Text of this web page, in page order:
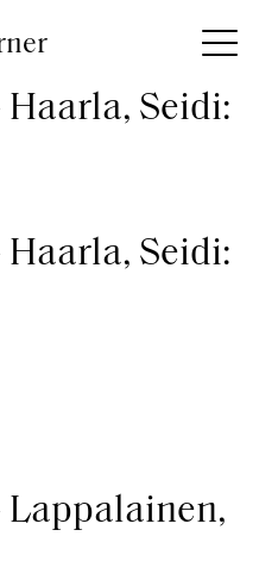
Seidi:
Seidi:
Lappalainen,